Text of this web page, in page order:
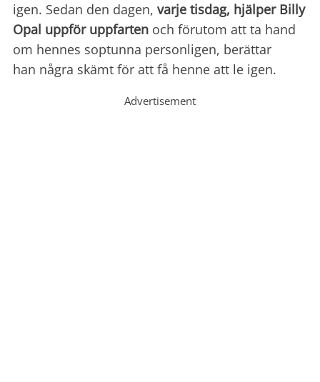
igen. Sedan den dagen, varje tisdag, hjälper Billy
Opal uppför uppfarten och förutom att ta hand
om hennes soptunna personligen, berättar
han några skämt för att få henne att le igen.
Advertisement